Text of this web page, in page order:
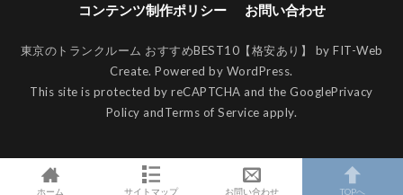
コンテンツ制作ポリシー
お問い合わせ
東京のトランクルーム おすすめBEST10【格安あり】 by FIT-Web
Create. Powered by WordPress.
This site is protected by reCAPTCHA and the GooglePrivacy
Policy andTerms of Service apply.
ホーム サイトマップ お問い合わせ TOPへ